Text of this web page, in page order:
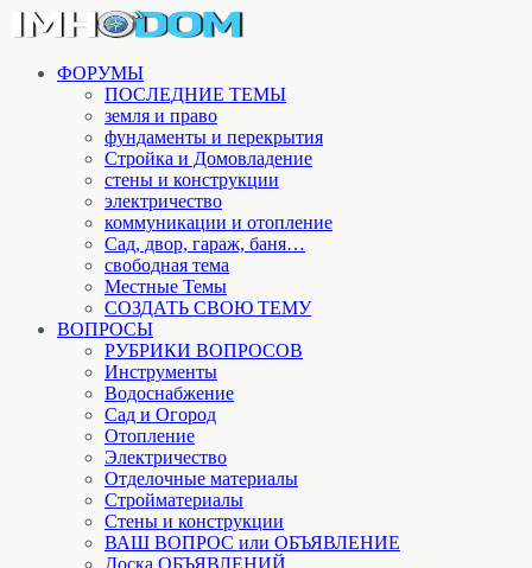
ФОРУМЫ
ПОСЛЕДНИЕ ТЕМЫ
земля и право
фундаменты и перекрытия
Стройка и Домовладение
стены и конструкции
электричество
коммуникации и отопление
Cад, двор, гараж, баня…
свободная тема
Местные Темы
СОЗДАТЬ СВОЮ ТЕМУ
ВОПРОСЫ
РУБРИКИ ВОПРОСОВ
Инструменты
Водоснабжение
Сад и Огород
Отопление
Электричество
Отделочные материалы
Стройматериалы
Стены и конструкции
ВАШ ВОПРОС или ОБЪЯВЛЕНИЕ
Доска ОБЪЯВЛЕНИЙ